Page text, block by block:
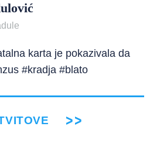
karta je pokazivala da
#kradja #blato